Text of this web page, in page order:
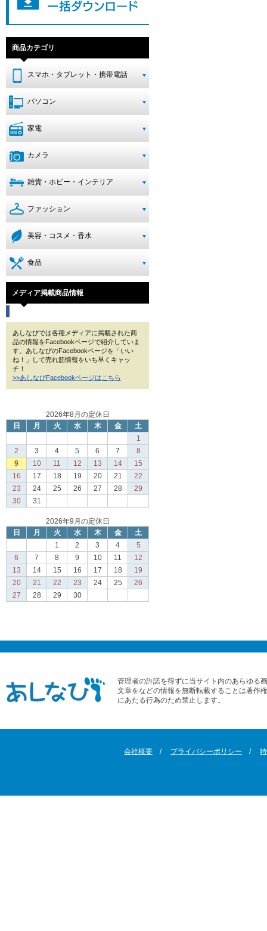
商品カテゴリ
スマホ・タブレット・携帯電話
パソコン
家電
カメラ
雑貨・ホビー・インテリア
ファッション
美容・コスメ・香水
食品
メディア掲載商品情報
あしなびでは各種メディアに掲載された商
品の情報をFacebookページで紹介していま
す。あしなびのFacebookページを「いい
ね！」して売れ筋情報をいち早くキャッ
チ！
>>あしなびFacebookページはこちら
2026年8月の定休日
日
月 火 水 木 金
土
1
2
3 4 5 6 7
8
9
10 11 12 13 14
15
16
17 18 19 20 21
22
23
24 25 26 27 28
29
30
31
2026年9月の定休日
日
月 火 水 木 金
土
1
2 3 4
5
6
7 8 9 10 11
12
13
14 15 16 17 18
19
20
21 22 23 24 25
26
27
28 29 30
管理者の許諾を得ずに当サイト内のあらゆる
文章をなどの情報を無断転載することは著作
にあたる行為のため禁止します。
会社概要 プライバシーポリシー